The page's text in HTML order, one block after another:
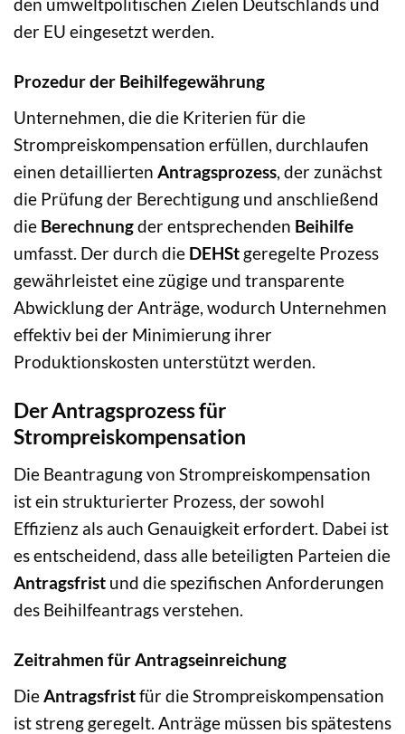
der EU eingesetzt werden.
Prozedur der Beihilfegewährung
Unternehmen, die die Kriterien für die
Strompreiskompensation erfüllen, durchlaufen
einen detaillierten Antragsprozess , der zunächst
die Prüfung der Berechtigung und anschließend
die Berechnungder entsprechenden Beihilfe
umfasst. Der durch die DEHSt geregelte Prozess
gewährleistet eine zügige und transparente
Abwicklung der Anträge, wodurch Unternehmen
effektiv bei der Minimierung ihrer
Produktionskosten unterstützt werden.
Der Antragsprozess für
Strompreiskompensation
Die Beantragung von Strompreiskompensation
ist ein strukturierter Prozess, der sowohl
Effizienz als auch Genauigkeit erfordert. Dabei ist
es entscheidend, dass alle beteiligten Parteien die
Antragsfrist und die spezifischen Anforderungen
des Beihilfeantrags verstehen.
Zeitrahmen für Antragseinreichung
Die Antragsfristfür die Strompreiskompensation
ist streng geregelt. Anträge müssen bis spätestens